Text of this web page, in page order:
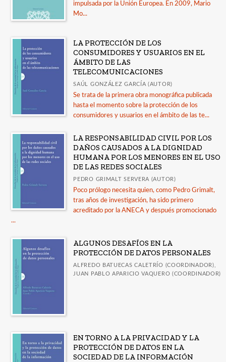
impulsada por la Unión Europea. En 2009, Mario
Mo...
LA PROTECCIÓN DE LOS
CONSUMIDORES Y USUARIOS EN EL
ÁMBITO DE LAS
TELECOMUNICACIONES
SAÚL GONZÁLEZ GARCÍA (AUTOR)
Se trata de la primera obra monográfica publicada
hasta el momento sobre la protección de los
consumidores y usuarios en el ámbito de las te...
LA RESPONSABILIDAD CIVIL POR LOS
DAÑOS CAUSADOS A LA DIGNIDAD
HUMANA POR LOS MENORES EN EL USO
DE LAS REDES SOCIALES
PEDRO GRIMALT SERVERA (AUTOR)
Poco prólogo necesita quien, como Pedro Grimalt,
tras años de investigación, ha sido primero
acreditado por la ANECA y después promocionado
...
ALGUNOS DESAFÍOS EN LA
PROTECCIÓN DE DATOS PERSONALES
ALFREDO BATUECAS CALETRÍO (COORDINADOR),
JUAN PABLO APARICIO VAQUERO (COORDINADOR)
EN TORNO A LA PRIVACIDAD Y LA
PROTECCIÓN DE DATOS EN LA
SOCIEDAD DE LA INFORMACIÓN